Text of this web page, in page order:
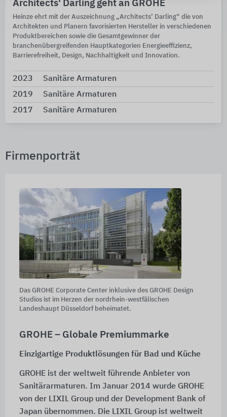
Architects' Darling geht an GROHE
Heinze ehrt mit der Auszeichnung „Architects’ Darling“ die von
Architekten und Planern favorisierten Hersteller in verschiedenen
Produktbereichen sowie die Gesamtgewinner der
branchenübergreifenden Hauptkategorien Energieeffizienz,
Barrierefreiheit, Design, Nachhaltigkeit und Innovation.
2023
Sanitäre Armaturen
2019
Sanitäre Armaturen
2017
Sanitäre Armaturen
Firmenporträt
Das GROHE Corporate Center inklusive des GROHE Design
Studios ist im Herzen der nordrhein-westfälischen
Landeshaupt Düsseldorf beheimatet.
GROHE – Globale Premiummarke
Einzigartige Produktlösungen für Bad und Küche
GROHE ist der weltweit führende Anbieter von
Sanitärarmaturen. Im Januar 2014 wurde GROHE
von der LIXIL Group und der Development Bank of
Japan übernommen. Die LIXIL Group ist weltweit